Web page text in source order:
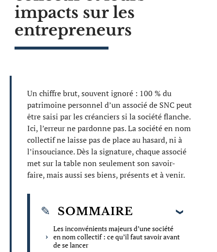
impacts sur les
entrepreneurs
Un chiffre brut, souvent ignoré : 100 % du
patrimoine personnel d’un associé de SNC peut
être saisi par les créanciers si la société flanche.
Ici, l’erreur ne pardonne pas. La société en nom
collectif ne laisse pas de place au hasard, ni à
l’insouciance. Dès la signature, chaque associé
met sur la table non seulement son savoir-
faire, mais aussi ses biens, présents et à venir.
SOMMAIRE
Les inconvénients majeurs d’une société
en nom collectif : ce qu’il faut savoir avant
de se lancer